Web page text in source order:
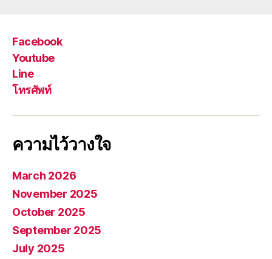
Facebook
Youtube
Line
โทรศัพท์
ความไว้วางใจ
March 2026
November 2025
October 2025
September 2025
July 2025